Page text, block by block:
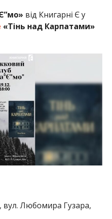
від Книгарні Є у
«Тінь над Карпатами»
вул. Любомира Гузара,